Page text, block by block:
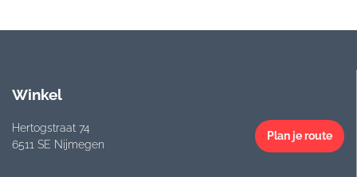
Winkel
Hertogstraat 74
6511 SE Nijmegen
Plan je route